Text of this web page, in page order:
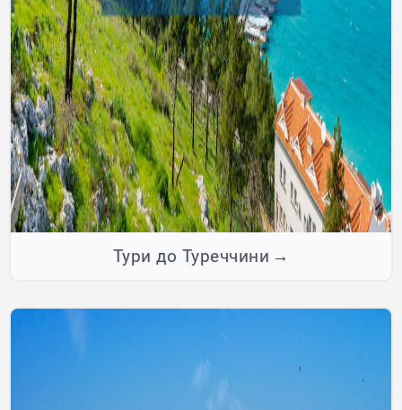
Тури до Туреччини